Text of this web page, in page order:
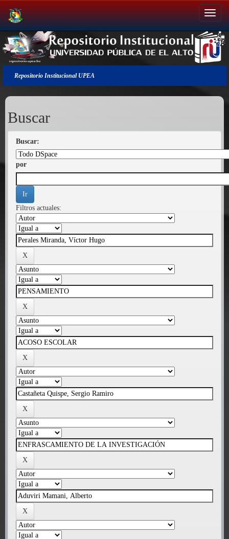
Salir
de
la
navegación
Repositorio Institucional UPEA
Buscar
Buscar:
por
Filtros actuales: